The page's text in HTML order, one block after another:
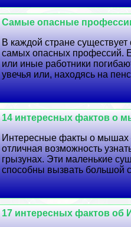
Самые опасные
В каждой стране существует
самых опасных профессий.
или иные работники
увечья или, находясь на
14 интересных фактов о
Интересные факты о мышах
отличная возможность
грызунах. Эти маленькие
способны вызвать большой
17 интересных фактов об